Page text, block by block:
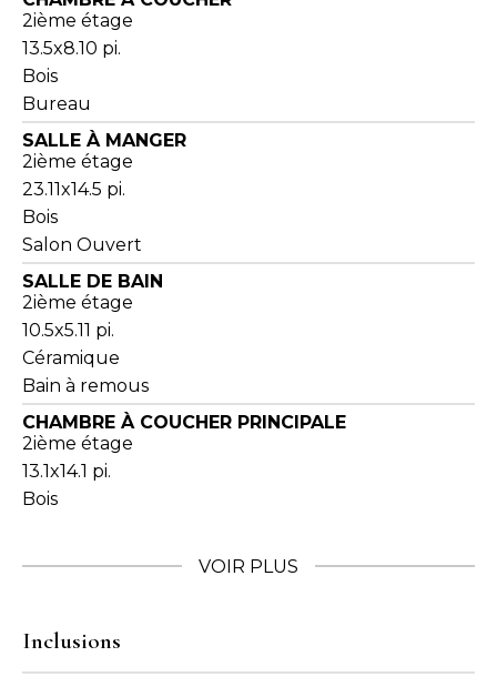
2ième étage
13.5x8.10 pi.
Bois
Bureau
SALLE À MANGER
2ième étage
23.11x14.5 pi.
Bois
Salon Ouvert
SALLE DE BAIN
2ième étage
10.5x5.11 pi.
Céramique
Bain à remous
CHAMBRE À COUCHER PRINCIPALE
2ième étage
13.1x14.1 pi.
Bois
VOIR PLUS
Inclusions